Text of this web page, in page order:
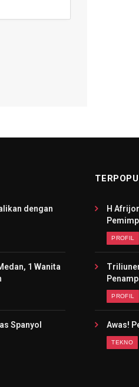
dengan
1 Wanita
Spanyol
H
PROFIL
PROFIL
Awas!
TEKNO